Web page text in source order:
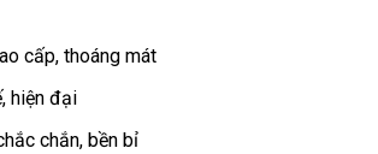
cấp, thoáng mát
hiện đại
chắn, bền bỉ